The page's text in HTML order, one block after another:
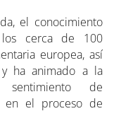
el conocimiento
los cerca de 100
europea, así
ha animado a la
sentimiento de
en el proceso de